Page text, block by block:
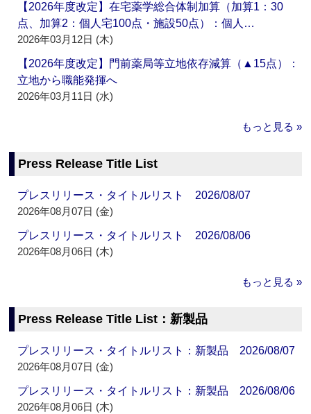
【2026年度改定】在宅薬学総合体制加算（加算1：30
点、加算2：個人宅100点・施設50点）：個人…
2026年03月12日 (木)
【2026年度改定】門前薬局等立地依存減算（▲15点）：
立地から職能発揮へ
2026年03月11日 (水)
もっと見る »
Press Release Title List
プレスリリース・タイトルリスト 2026/08/07
2026年08月07日 (金)
プレスリリース・タイトルリスト 2026/08/06
2026年08月06日 (木)
もっと見る »
Press Release Title List：新製品
プレスリリース・タイトルリスト：新製品 2026/08/07
2026年08月07日 (金)
プレスリリース・タイトルリスト：新製品 2026/08/06
2026年08月06日 (木)